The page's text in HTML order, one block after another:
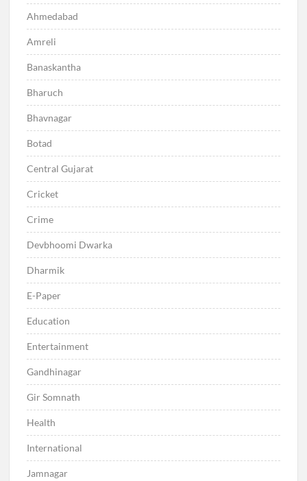
Ahmedabad
Amreli
Banaskantha
Bharuch
Bhavnagar
Botad
Central Gujarat
Cricket
Crime
Devbhoomi Dwarka
Dharmik
E-Paper
Education
Entertainment
Gandhinagar
Gir Somnath
Health
International
Jamnagar